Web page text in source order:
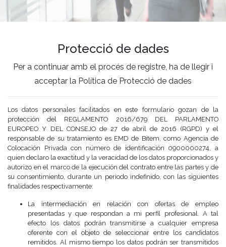
Protecció de dades
Per a continuar amb el procés de registre, ha de llegir i
acceptar la Política de Protecció de dades
Los datos personales facilitados en este formulario gozan de la
protección del REGLAMENTO 2016/679 DEL PARLAMENTO
EUROPEO Y DEL CONSEJO de 27 de abril de 2016 (RGPD) y el
responsable de su tratamiento es EMD de Bítem, como Agencia de
Colocación Privada con número de identificación 0900000274, a
quien declaro la exactitud y la veracidad de los datos proporcionados y
autorizo en el marco de la ejecución del contrato entre las partes y de
su consentimiento, durante un periodo indefinido, con las siguientes
finalidades respectivamente:
La intermediación en relación con ofertas de empleo
presentadas y que respondan a mi perfil profesional. A tal
efecto los datos podrán transmitirse a cualquier empresa
oferente con el objeto de seleccionar entre los candidatos
remitidos. Al mismo tiempo los datos podrán ser transmitidos